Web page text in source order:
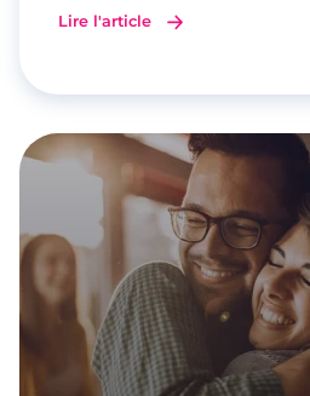
Lire l'article